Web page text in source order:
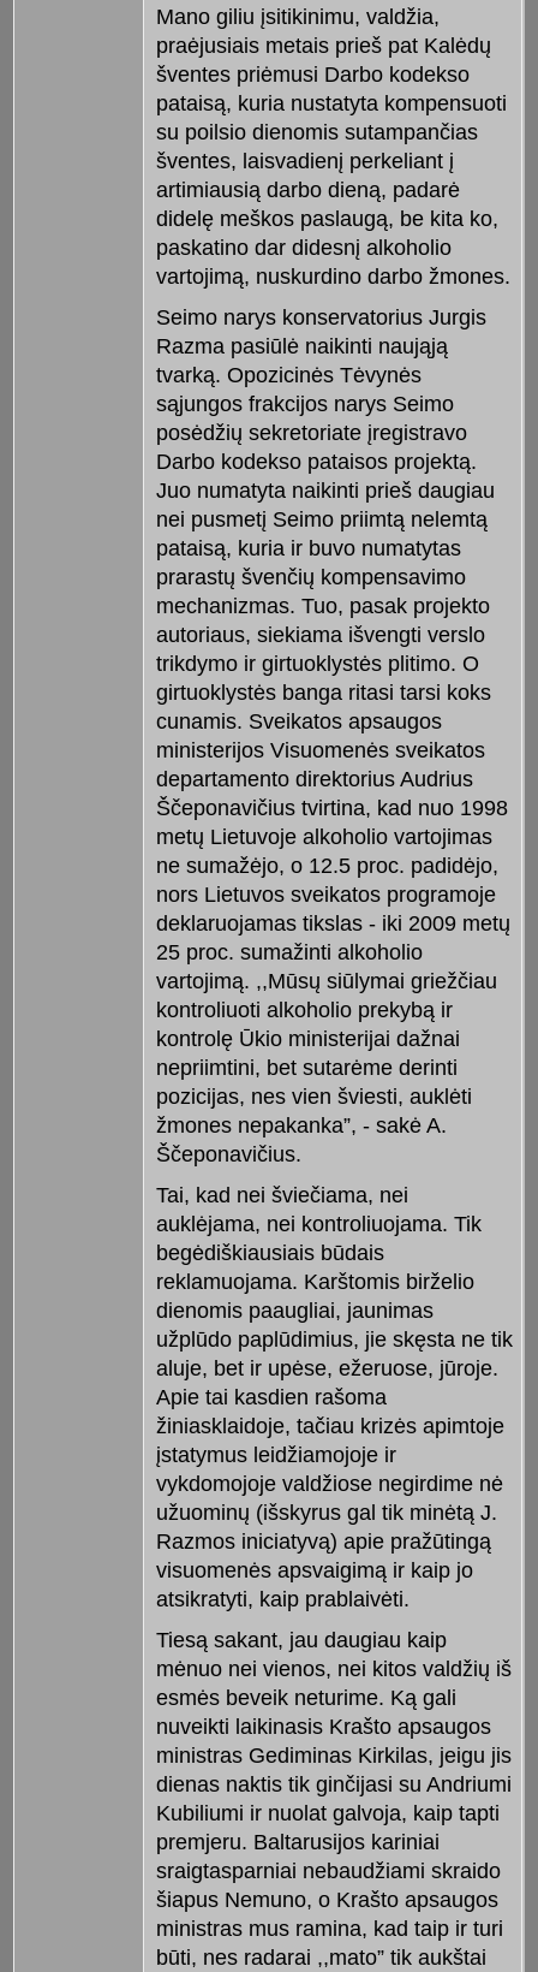
Mano giliu įsitikinimu, valdžia,
praėjusiais metais prieš pat Kalėdų
šventes priėmusi Darbo kodekso
pataisą, kuria nustatyta kompensuoti
su poilsio dienomis sutampančias
šventes, laisvadienį perkeliant į
artimiausią darbo dieną, padarė
didelę meškos paslaugą, be kita ko,
paskatino dar didesnį alkoholio
vartojimą, nuskurdino darbo žmones.
Seimo narys konservatorius Jurgis
Razma pasiūlė naikinti naująją
tvarką. Opozicinės Tėvynės
sąjungos frakcijos narys Seimo
posėdžių sekretoriate įregistravo
Darbo kodekso pataisos projektą.
Juo numatyta naikinti prieš daugiau
nei pusmetį Seimo priimtą nelemtą
pataisą, kuria ir buvo numatytas
prarastų švenčių kompensavimo
mechanizmas. Tuo, pasak projekto
autoriaus, siekiama išvengti verslo
trikdymo ir girtuoklystės plitimo. O
girtuoklystės banga ritasi tarsi koks
cunamis. Sveikatos apsaugos
ministerijos Visuomenės sveikatos
departamento direktorius Audrius
Ščeponavičius tvirtina, kad nuo 1998
metų Lietuvoje alkoholio vartojimas
ne sumažėjo, o 12.5 proc. padidėjo,
nors Lietuvos sveikatos programoje
deklaruojamas tikslas - iki 2009 metų
25 proc. sumažinti alkoholio
vartojimą. ,,Mūsų siūlymai griežčiau
kontroliuoti alkoholio prekybą ir
kontrolę Ūkio ministerijai dažnai
nepriimtini, bet sutarėme derinti
pozicijas, nes vien šviesti, auklėti
žmones nepakanka”, - sakė A.
Ščeponavičius.
Tai, kad nei šviečiama, nei
auklėjama, nei kontroliuojama. Tik
begėdiškiausiais būdais
reklamuojama. Karštomis birželio
dienomis paaugliai, jaunimas
užplūdo paplūdimius, jie skęsta ne tik
aluje, bet ir upėse, ežeruose, jūroje.
Apie tai kasdien rašoma
žiniasklaidoje, tačiau krizės apimtoje
įstatymus leidžiamojoje ir
vykdomojoje valdžiose negirdime nė
užuominų (išskyrus gal tik minėtą J.
Razmos iniciatyvą) apie pražūtingą
visuomenės apsvaigimą ir kaip jo
atsikratyti, kaip prablaivėti.
Tiesą sakant, jau daugiau kaip
mėnuo nei vienos, nei kitos valdžių iš
esmės beveik neturime. Ką gali
nuveikti laikinasis Krašto apsaugos
ministras Gediminas Kirkilas, jeigu jis
dienas naktis tik ginčijasi su Andriumi
Kubiliumi ir nuolat galvoja, kaip tapti
premjeru. Baltarusijos kariniai
sraigtasparniai nebaudžiami skraido
šiapus Nemuno, o Krašto apsaugos
ministras mus ramina, kad taip ir turi
būti, nes radarai ,,mato” tik aukštai